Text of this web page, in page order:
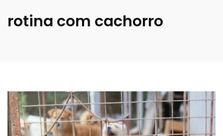
rotina com cachorro